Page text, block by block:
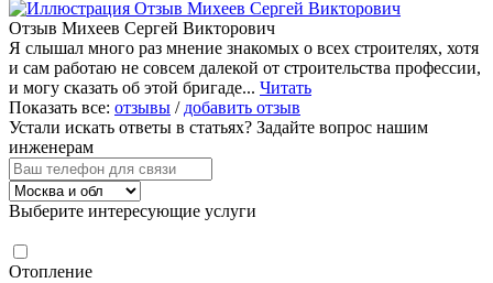
Отзыв Михеев Сергей Викторович
Я слышал много раз мнение знакомых о всех строителях, хотя
и сам работаю не совсем далекой от строительства профессии,
и могу сказать об этой бригаде... Читать
Показать все: отзывы / добавить отзыв
Устали искать ответы в статьях? Задайте вопрос нашим
инженерам
Выберите интересующие услуги
Отопление